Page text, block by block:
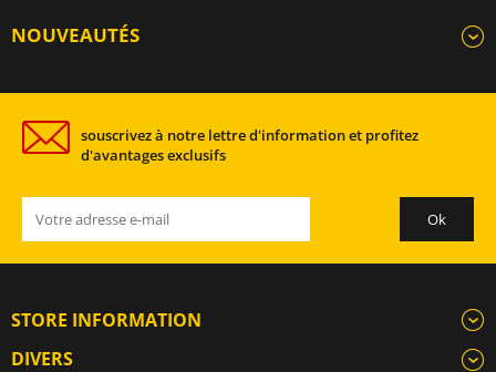
NOUVEAUTÉS
souscrivez à notre lettre d'information et profitez
d'avantages exclusifs
STORE INFORMATION
DIVERS